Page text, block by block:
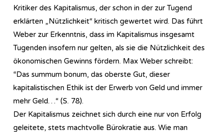
Kritiker des Kapitalismus, der schon in der zur Tugend
erklärten „Nützlichkeit“ kritisch gewertet wird. Das führt
Weber zur Erkenntnis, dass im Kapitalismus insgesamt
Tugenden insofern nur gelten, als sie die Nützlichkeit des
ökonomischen Gewinns fördern. Max Weber schreibt:
“Das summum bonum, das oberste Gut, dieser
kapitalistischen Ethik ist der Erwerb von Geld und immer
mehr Geld…“ (S. 78).
Der Kapitalismus zeichnet sich durch eine nur von Erfolg
geleitete, stets machtvolle Bürokratie aus. Wie man